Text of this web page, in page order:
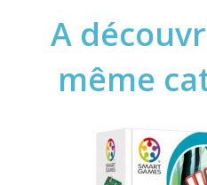
A
même